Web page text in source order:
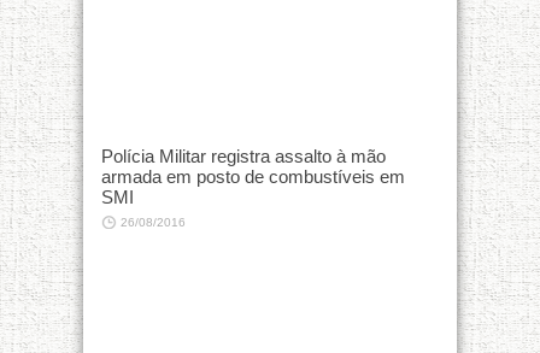
Polícia Militar registra assalto à mão
armada em posto de combustíveis em
SMI
26/08/2016